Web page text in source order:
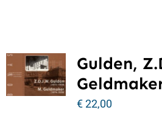
Gulden,
€22,00